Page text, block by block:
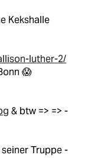
Kekshalle
luther-2/
😱
& btw => => -
Truppe -